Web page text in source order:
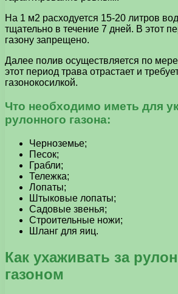
На 1 м2 расходуется 15-20 литров
тщательно в течение 7 дней. В этот
газону запрещено.
Далее полив осуществляется по
этот период трава отрастает и
газонокосилкой.
Что необходимо иметь для
рулонного газона:
Черноземье;
Песок;
Грабли;
Тележка;
Лопаты;
Штыковые лопаты;
Садовые звенья;
Строительные ножи;
Шланг для яиц.
Как ухаживать за
газоном